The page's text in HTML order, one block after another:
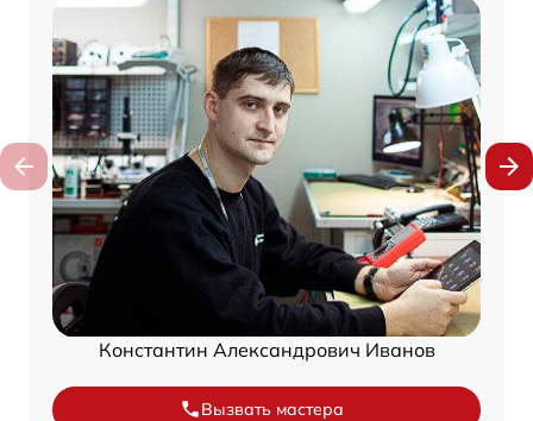
Константин Александрович Иванов
Вызвать мастера